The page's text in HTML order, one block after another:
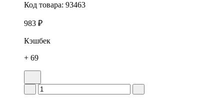
Код товара: 93463
983 ₽
Кэшбек
+ 69